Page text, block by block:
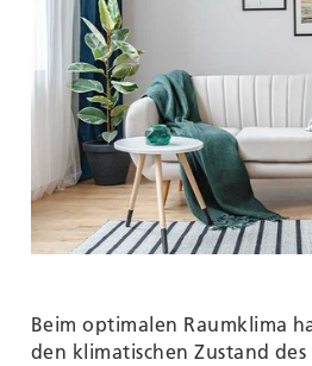
Beim optimalen Raumklima
den klimatischen Zustand